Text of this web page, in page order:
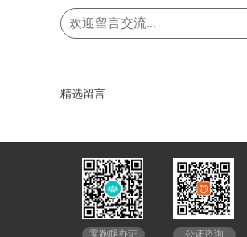
精选留言
零跑腿办证 公证咨询